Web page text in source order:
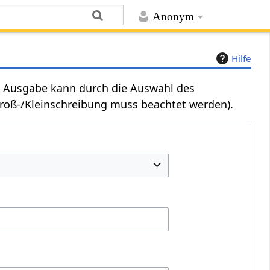
Anonym
Hilfe
kann durch die Auswahl des
Kleinschreibung muss beachtet werden).